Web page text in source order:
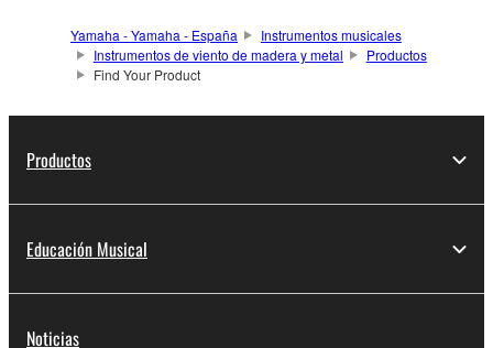
Yamaha - Yamaha - España
Instrumentos musicales
Instrumentos de viento de madera y metal
Productos
Find Your Product
Productos
Educación Musical
Noticias